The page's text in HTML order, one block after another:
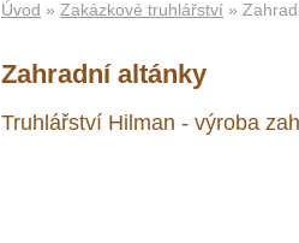
Úvod » Zakázkové truhlářství »
Zahradní altánky
Truhlářství Hilman - výroba